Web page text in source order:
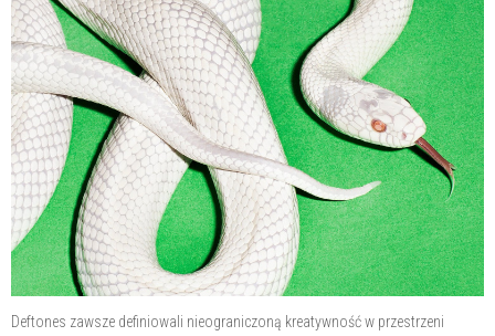
Deftones zawsze definiowali nieograniczoną kreatywność w przestrzeni